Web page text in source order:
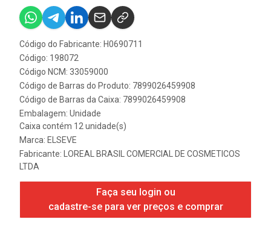
Código do Fabricante: H0690711
Código: 198072
Código NCM: 33059000
Código de Barras do Produto: 7899026459908
Código de Barras da Caixa: 7899026459908
Embalagem: Unidade
Caixa contém 12 unidade(s)
Marca: ELSEVE
Fabricante:
LOREAL BRASIL COMERCIAL DE COSMETICOS
LTDA
Faça seu login ou
cadastre-se para ver preços e comprar